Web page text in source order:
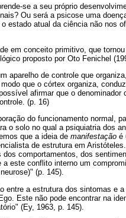
se a seu próprio
Ou será a psicose uma
estado atual da ciência não nos
em conceito primitivo, que
proposto por Oto Fenichel
aparelho de controle que
que o córtex organiza,
afirmar que o denominador
(p. 16)
do funcionamento normal,
o solo no qual a psiquiatria dos
que a ideia de manifestação é
de estrutura em
comportamentos, dos
este conflito interno um
(p. 145).
entre a estrutura dos sintomas e
Este não pode encontrar na
(Ey, 1963, p. 145).